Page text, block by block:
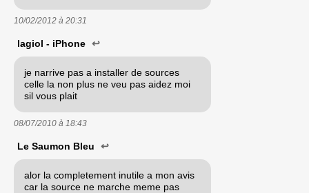
10/02/2012 à 20:31
lagiol - iPhone ↩
je narrive pas a installer de sources
celle la non plus ne veu pas aidez moi
sil vous plait
08/07/2010 à 18:43
Le Saumon Bleu ↩
alor la completement inutile a mon avis
car la source ne marche meme pas